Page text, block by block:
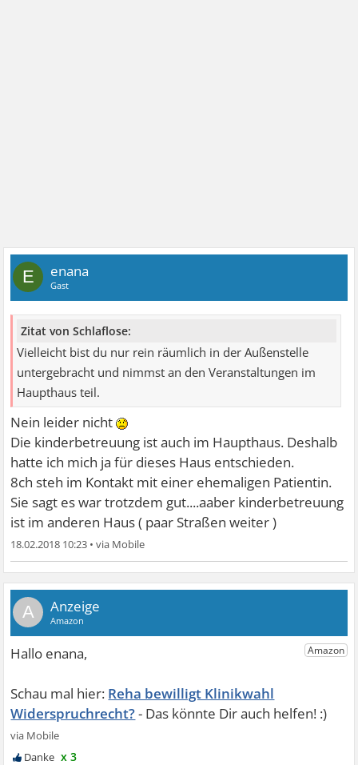
E enana
Gast
Zitat von Schlaflose:
Vielleicht bist du nur rein räumlich in der Außenstelle
untergebracht und nimmst an den Veranstaltungen im
Haupthaus teil.
Nein leider nicht
Die kinderbetreuung ist auch im Haupthaus. Deshalb
hatte ich mich ja für dieses Haus entschieden.
8ch steh im Kontakt mit einer ehemaligen Patientin.
Sie sagt es war trotzdem gut....aaber kinderbetreuung
ist im anderen Haus ( paar Straßen weiter )
18.02.2018 10:23 •
A
Reha bewilligt Klinikwahl
Widerspruchrecht?
x 3